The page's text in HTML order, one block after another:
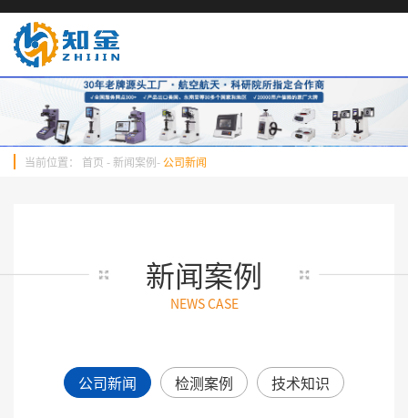
当前位置： 首页 - 新闻案例-公司新闻
新闻案例
NEWS CASE
公司新闻 检测案例 技术知识